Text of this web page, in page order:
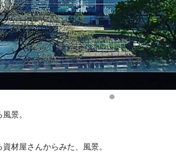
景。
資材屋さんからみた、風景。